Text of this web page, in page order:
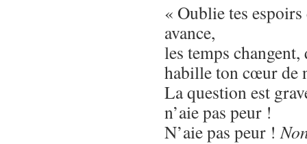
« Oublie tes espoirs
avance,
les temps
habille ton cœur de
La question est
n’aie pas peur !
N’aie pas peur !